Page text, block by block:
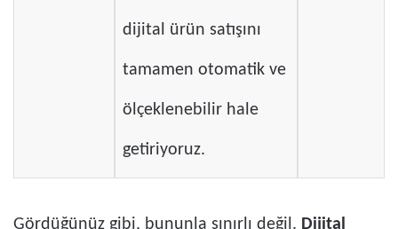
dijital ürün satışını
tamamen otomatik ve
ölçeklenebilir hale
getiriyoruz.
Gördüğünüz gibi, bununla sınırlı değil. Dijital